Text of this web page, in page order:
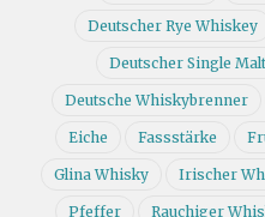
Deutscher Rye Whiskey
Deutscher Single Malt
Deutsche Whiskybrenner
Eiche Fassstärke
Glina Whisky Irischer
Pfeffer Rauchiger